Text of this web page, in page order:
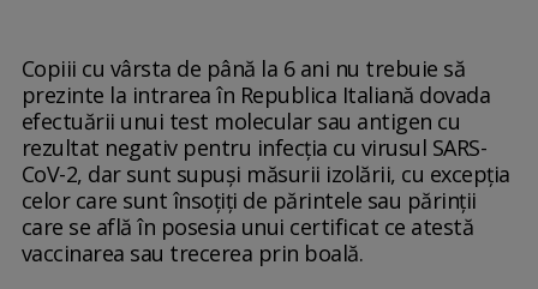
Copiii cu vârsta de până la 6 ani nu trebuie să
prezinte la intrarea în Republica Italiană dovada
efectuării unui test molecular sau antigen cu
rezultat negativ pentru infecţia cu virusul SARS-
CoV-2, dar sunt supuşi măsurii izolării, cu excepţia
celor care sunt însoţiţi de părintele sau părinţii
care se află în posesia unui certificat ce atestă
vaccinarea sau trecerea prin boală.